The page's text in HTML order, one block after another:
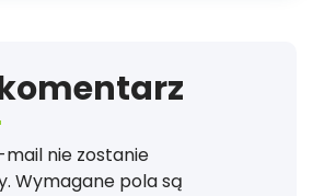
nie zostanie
Wymagane pola są